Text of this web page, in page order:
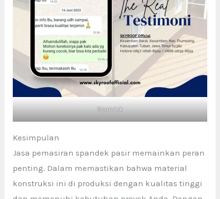
Spandek
Kesimpulan
Jasa pemasiran spandek pasir memainkan peran
penting. Dalam memastikan bahwa material
konstruksi ini di produksi dengan kualitas tinggi